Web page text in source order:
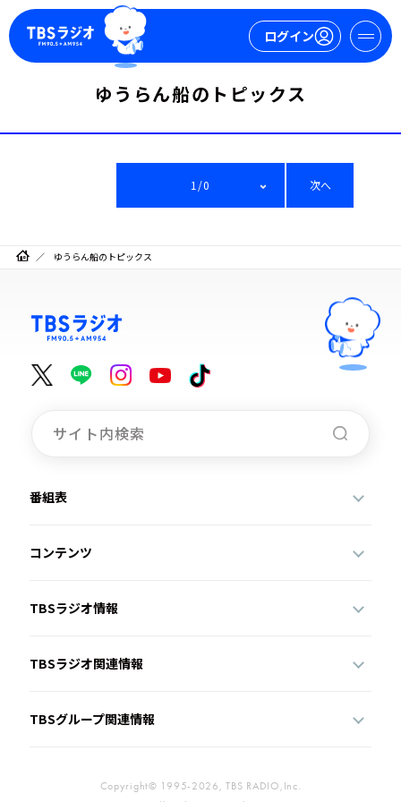
ログイン
今日の番組表
週間番組表
トピックス
TBS Podcast
イベント・グッズ
ゆうらん船のトピックス
1/0 次へ
ゆうらん船のトピックス
番組表
コンテンツ
TBSラジオ情報
TBSラジオ関連情報
TBSグループ関連情報
Copyright© 1995-2026, TBS RADIO,Inc.